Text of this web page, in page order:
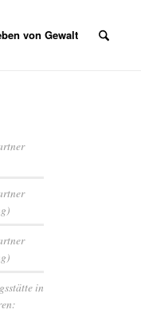
von Gewalt
in